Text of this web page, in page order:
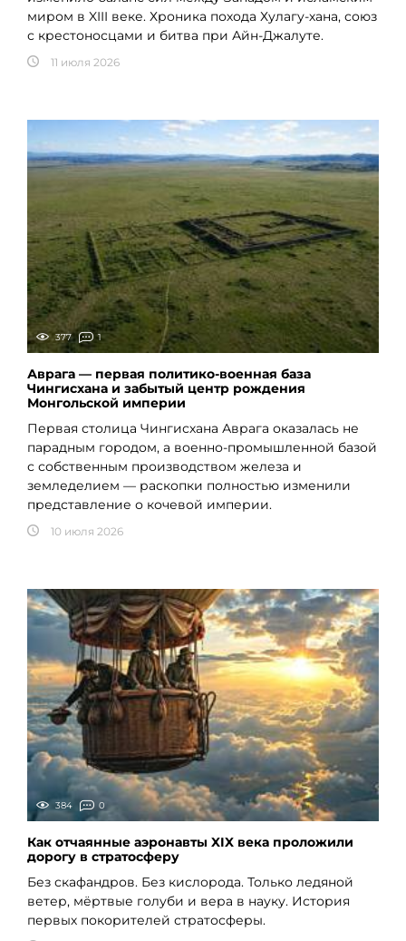
миром в XIII веке. Хроника похода Хулагу-хана, союз
с крестоносцами и битва при Айн-Джалуте.
11 июля 2026
377 1
Аврага — первая политико-военная база
Чингисхана и забытый центр рождения
Монгольской империи
Первая столица Чингисхана Аврага оказалась не
парадным городом, а военно-промышленной базой
с собственным производством железа и
земледелием — раскопки полностью изменили
представление о кочевой империи.
10 июля 2026
384 0
Как отчаянные аэронавты XIX века проложили
дорогу в стратосферу
Без скафандров. Без кислорода. Только ледяной
ветер, мёртвые голуби и вера в науку. История
первых покорителей стратосферы.